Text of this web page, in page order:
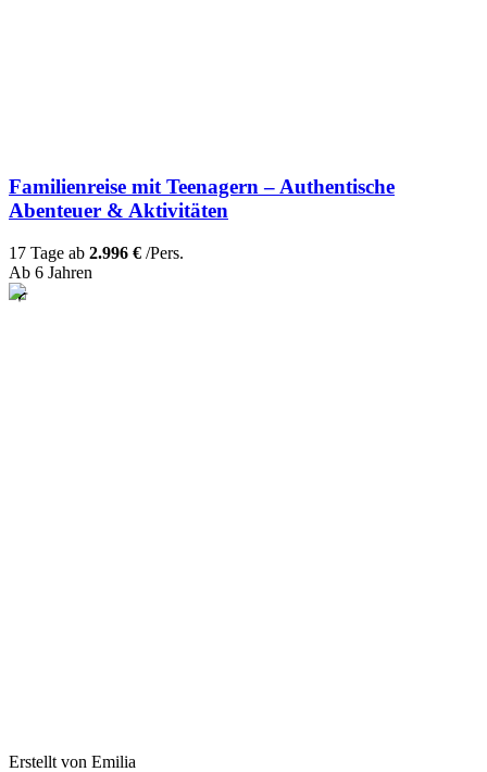
Familienreise mit Teenagern – Authentische
Abenteuer & Aktivitäten
17 Tage ab 2.996 € /Pers.
Ab 6 Jahren
Erstellt von Emilia